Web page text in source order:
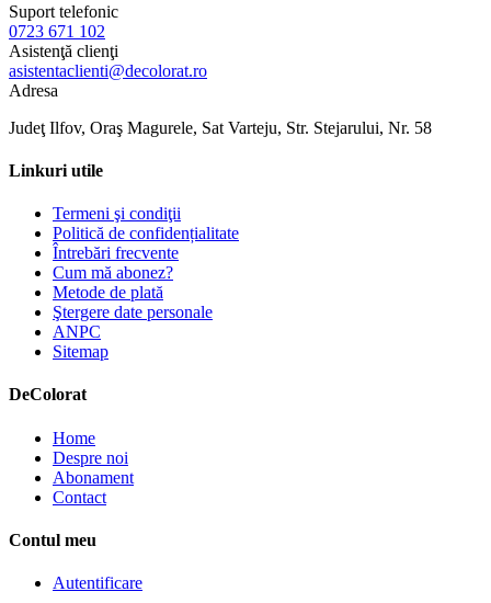
Suport telefonic
0723 671 102
Asistenţă clienţi
asistentaclienti@decolorat.ro
Adresa
Judeţ Ilfov, Oraş Magurele, Sat Varteju, Str. Stejarului, Nr. 58
Linkuri utile
Termeni şi condiţii
Politică de confidențialitate
Întrebări frecvente
Cum mă abonez?
Metode de plată
Ştergere date personale
ANPC
Sitemap
DeColorat
Home
Despre noi
Abonament
Contact
Contul meu
Autentificare